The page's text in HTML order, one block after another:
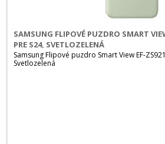
SAMSUNG FLIPOVÉ PUZDRO SMART
PRE S24, SVETLOZELENÁ
Samsung Flipové puzdro Smart View EF-
Svetlozelená